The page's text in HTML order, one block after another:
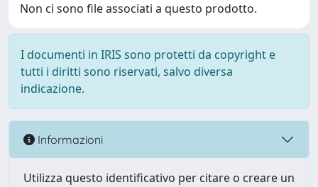
Non ci sono file associati a questo prodotto.
I documenti in IRIS sono protetti da copyright e
tutti i diritti sono riservati, salvo diversa
indicazione.
Informazioni
Utilizza questo identificativo per citare o creare un